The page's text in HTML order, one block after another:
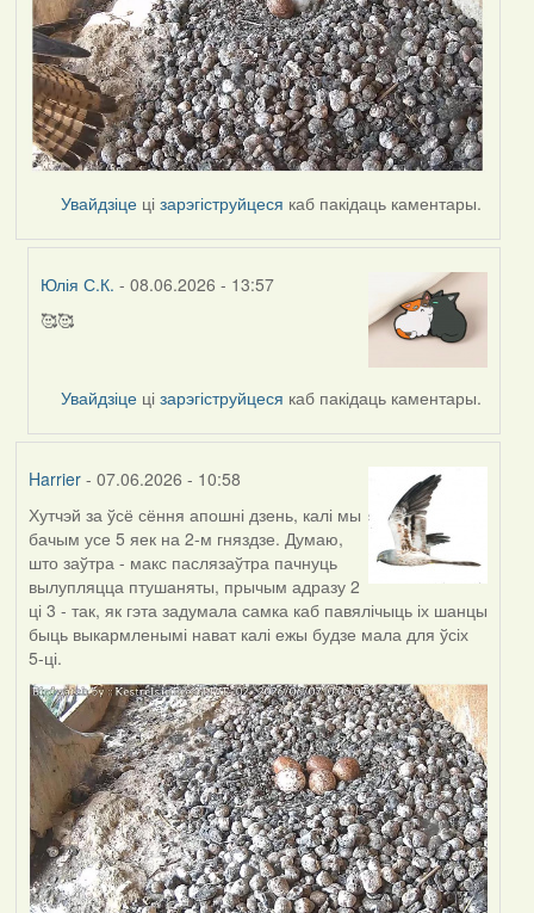
Увайдзіце цізарэгіструйцеся каб пакідаць каментары.
Юлія С.К. - 08.06.2026 - 13:57
In
🥰🥰
Увайдзіце цізарэгіструйцеся каб пакідаць каментары.
Harrier- 07.06.2026 - 10:58
Хутчэй за ўсё сёння апошні дзень, калі мы
бачым усе 5 яек на 2-м гняздзе. Думаю,
што заўтра - макс паслязаўтра пачнуць
вылупляцца птушаняты, прычым адразу 2
ці 3 - так, як гэта задумала самка каб павялічыць іх шанцы
быць выкармленымі нават калі ежы будзе мала для ўсіх
5-ці.